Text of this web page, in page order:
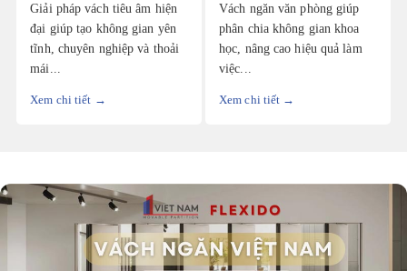
Giải pháp vách tiêu âm hiện
đại giúp tạo không gian yên
tĩnh, chuyên nghiệp và thoải
mái...
Xem chi tiết →
Vách ngăn văn phòng giúp
phân chia không gian khoa
học, nâng cao hiệu quả làm
việc...
Xem chi tiết →